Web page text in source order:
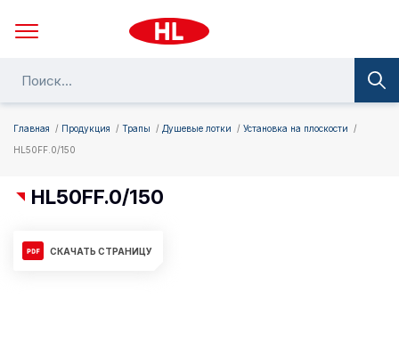
Главная Продукция Трапы Душевые лотки
Установка на плоскости
HL50FF.0/150
HL50FF.0/150
СКАЧАТЬ СТРАНИЦУ